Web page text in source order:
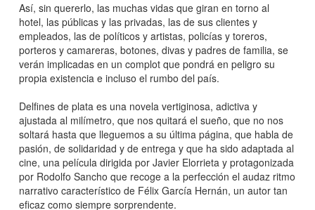
Así, sin quererlo, las muchas vidas que giran en torno al
hotel, las públicas y las privadas, las de sus clientes y
empleados, las de políticos y artistas, policías y toreros,
porteros y camareras, botones, divas y padres de familia, se
verán implicadas en un complot que pondrá en peligro su
propia existencia e incluso el rumbo del país.
Delfines de plata es una novela vertiginosa, adictiva y
ajustada al milímetro, que nos quitará el sueño, que no nos
soltará hasta que lleguemos a su última página, que habla de
pasión, de solidaridad y de entrega y que ha sido adaptada al
cine, una película dirigida por Javier Elorrieta y protagonizada
por Rodolfo Sancho que recoge a la perfección el audaz ritmo
narrativo característico de Félix García Hernán, un autor tan
eficaz como siempre sorprendente.